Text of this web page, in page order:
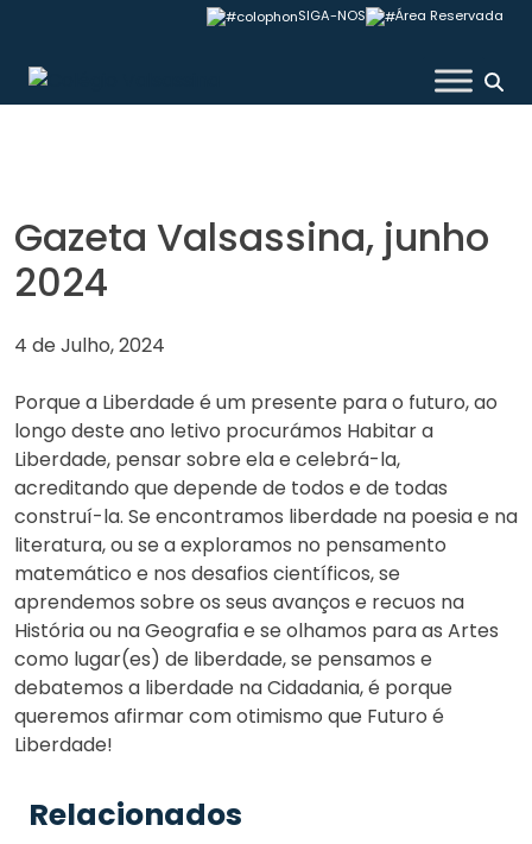
content
SIGA-NOS Área Reservada
Colégio Valsassina
Gazeta Valsassina, junho
2024
4 de Julho, 2024
Porque a Liberdade é um presente para o futuro, ao
longo deste ano letivo procurámos Habitar a
Liberdade, pensar sobre ela e celebrá-la,
acreditando que depende de todos e de todas
construí-la. Se encontramos liberdade na poesia e na
literatura, ou se a exploramos no pensamento
matemático e nos desafios científicos, se
aprendemos sobre os seus avanços e recuos na
História ou na Geografia e se olhamos para as Artes
como lugar(es) de liberdade, se pensamos e
debatemos a liberdade na Cidadania, é porque
queremos afirmar com otimismo que Futuro é
Liberdade!
Relacionados